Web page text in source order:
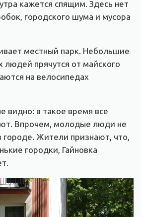
кажется спящим. Здесь нет
городского шума и мусора
местный парк. Небольшие
прячутся от майского
на велосипедах
видно: в такое время все
Впрочем, молодые люди не
городе. Жители признают, что,
городки, Гайновка